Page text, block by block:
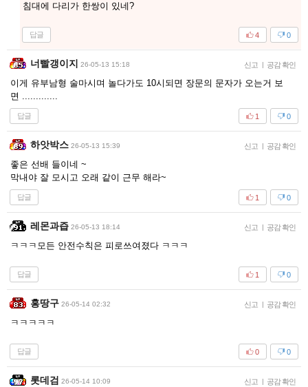
침대에 다리가 한쌍이 있네?
답글 0
4
너빨갱이지 26-05-13 15:18 신고 공감 확인
이게 유부남형 술마시며 놀다가도 10시되면 장문의 문자가 오는거 보
면 .............
답글 0
1
하앗박스 26-05-13 15:39 신고 공감 확인
좋은 선배 들이네 ~
막내야 잘 모시고 오래 같이 근무 해라~
답글 0
1
레몬과즙 26-05-13 18:14 신고 공감 확인
ㅋㅋㅋ모든 안전수칙은 피로쓰여졌다 ㅋㅋㅋ
답글 0
1
홍땅구 26-05-14 02:32 신고 공감 확인
ㅋㅋㅋㅋㅋ
답글 0
0
롯데검 26-05-14 10:09 신고 공감 확인